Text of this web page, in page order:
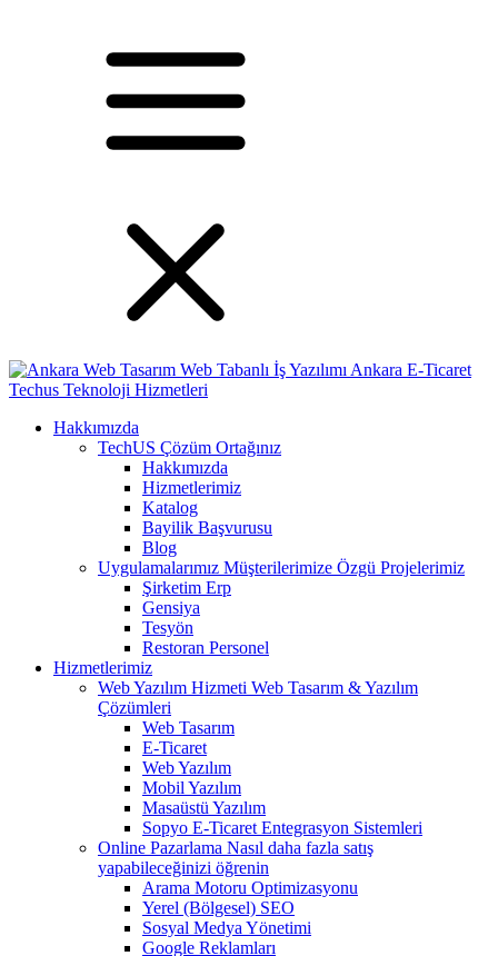
Hakkımızda
TechUS Çözüm Ortağınız
Hakkımızda
Hizmetlerimiz
Katalog
Bayilik Başvurusu
Blog
Uygulamalarımız Müşterilerimize Özgü Projelerimiz
Şirketim Erp
Gensiya
Tesyön
Restoran Personel
Hizmetlerimiz
Web Yazılım Hizmeti Web Tasarım & Yazılım
Çözümleri
Web Tasarım
E-Ticaret
Web Yazılım
Mobil Yazılım
Masaüstü Yazılım
Sopyo E-Ticaret Entegrasyon Sistemleri
Online Pazarlama Nasıl daha fazla satış
yapabileceğinizi öğrenin
Arama Motoru Optimizasyonu
Yerel (Bölgesel) SEO
Sosyal Medya Yönetimi
Google Reklamları